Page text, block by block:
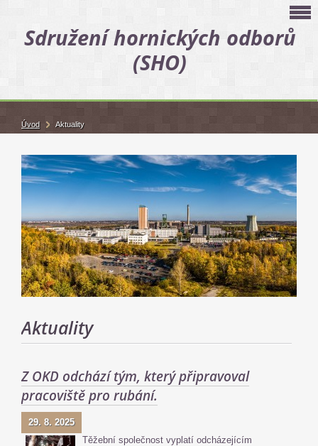
Sdružení hornických odborů
(SHO)
Aktuality
Z OKD odchází tým, který připravoval
pracoviště pro rubání.
29. 8. 2025
Těžební společnost vyplatí odcházejícím
Úvod Aktuality